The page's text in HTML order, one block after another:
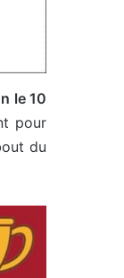
le 10
pour
du